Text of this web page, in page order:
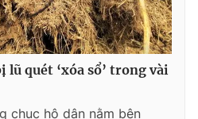
lũ quét ‘xóa sổ’ trong vài
chục hộ dân nằm bên